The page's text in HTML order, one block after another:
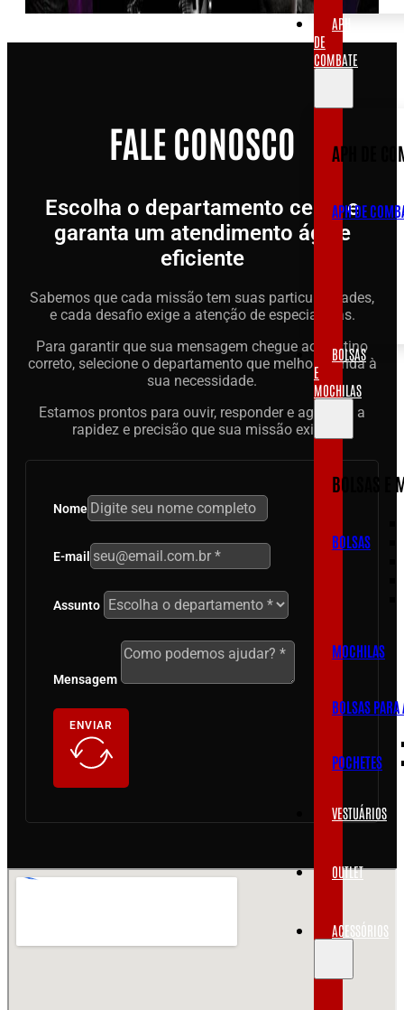
APH
DE
COMBATE
APH DE
APH DE
BOLSAS
E
MOCHILAS
BOLSAS E
BOLSAS
MOCHILAS
BOLSAS
POCHETES
VESTUÁRIOS
OUTLET
ACESSÓRIOS
FALE CONOSCO
Escolha o departamento certo e
garanta um atendimento ágil e
eficiente
Sabemos que cada missão tem suas particularidades,
e cada desafio exige a atenção de especialistas.
Para garantir que sua mensagem chegue ao destino
correto, selecione o departamento que melhor atenda à
sua necessidade.
Estamos prontos para ouvir, responder e agir com a
rapidez e precisão que sua missão exige.
Nome
E-mail
Assunto
Mensagem
ENVIAR